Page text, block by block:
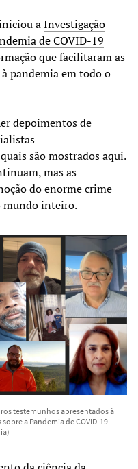
aInvestigação
de COVID-19
que facilitaram as
pandemia em todo o
depoimentos de
são mostrados aqui.
mas as
do enorme crime
mundo inteiro.
testemunhos apresentados à
a Pandemia de COVID-19